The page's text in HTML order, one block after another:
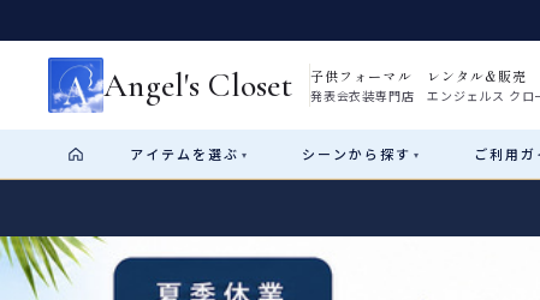
Angel's Closet 子供フォーマル レンタル&販売
発表会衣装専門店 エンジェルス クロ
アイテム を選ぶ ▾ シーンから探す ▾ ご利用ガ
Start はじめに